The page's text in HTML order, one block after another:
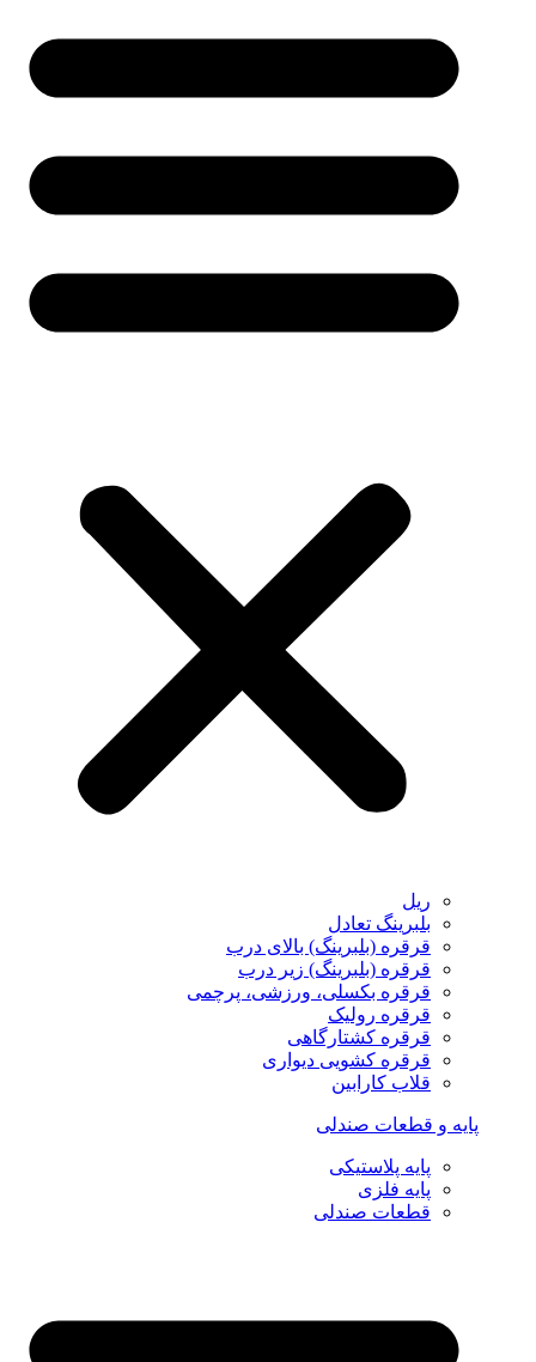
ریل
بلبرینگ تعادل
قرقره (بلبرینگ) بالای درب
قرقره (بلبرینگ) زیر درب
قرقره بکسلی، ورزشی، پرچمی
قرقره رولیک
قرقره کشتارگاهی
قرقره کشویی دیواری
قلاب کارابین
پایه و قطعات صندلی
پایه پلاستیکی
پایه فلزی
قطعات صندلی